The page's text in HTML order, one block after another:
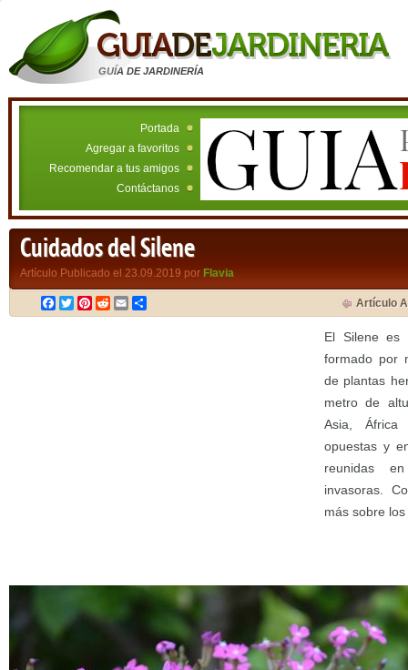
GUÍA DE JARDINERÍA
Portada
Agregar a favoritos
Recomendar a tus amigos
Contáctanos
Cuidados del Silene
Artículo Publicado el 23.09.2019 por Flavia
Facebook
TwitterPinterest
RedditEmail Artículo
El Silene es
formado por
de plantas
metro de
Asia,
opuestas y
reunidas
invasoras.
más sobre los